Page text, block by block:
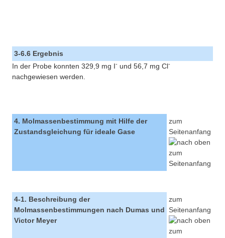
3-6.6 Ergebnis
In der Probe konnten 329,9 mg I- und 56,7 mg Cl-
nachgewiesen werden.
4. Molmassenbestimmung mit Hilfe der
Zustandsgleichung für ideale Gase
zum
Seitenanfang
4-1. Beschreibung der
Molmassenbestimmungen nach Dumas und
Victor Meyer
zum
Seitenanfang